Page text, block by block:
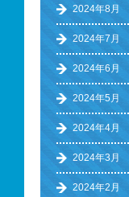
2024年8月
2024年7月
2024年6月
2024年5月
2024年4月
2024年3月
2024年2月